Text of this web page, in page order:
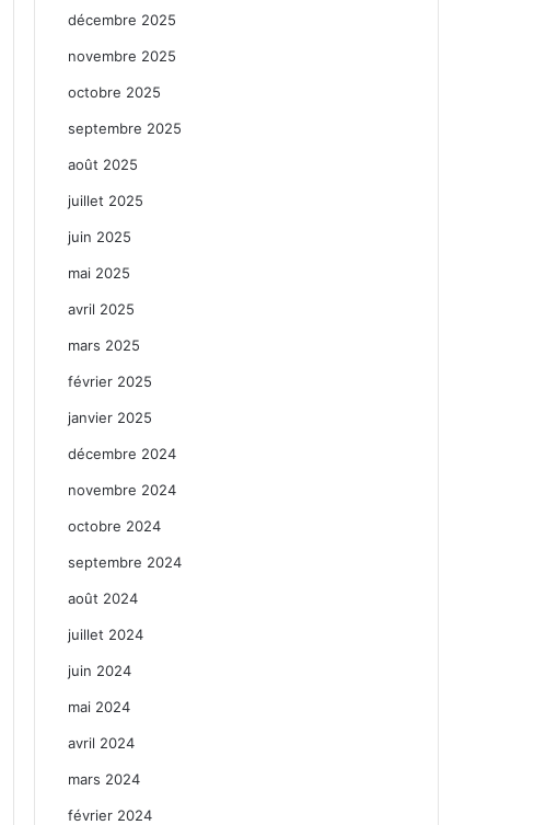
décembre 2025
novembre 2025
octobre 2025
septembre 2025
août 2025
juillet 2025
juin 2025
mai 2025
avril 2025
mars 2025
février 2025
janvier 2025
décembre 2024
novembre 2024
octobre 2024
septembre 2024
août 2024
juillet 2024
juin 2024
mai 2024
avril 2024
mars 2024
février 2024